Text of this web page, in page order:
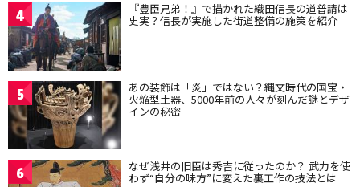
4 『豊臣兄弟！』で描かれた織田信長の道普請は
史実？信長が実施した街道整備の施策を紹介
5 あの装飾は「炎」ではない？縄文時代の国宝・
火焔型土器、5000年前の人々が刻んだ謎とデザ
インの秘密
6 なぜ浅井の旧臣は秀吉に従ったのか？ 武力を使
わず“自分の味方”に変えた裏工作の技法とは